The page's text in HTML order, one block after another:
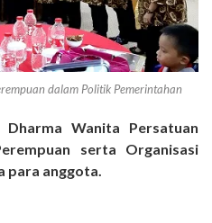
dalam Politik Pemerintahan
Wanita Persatuan
serta Organisasi
para anggota.